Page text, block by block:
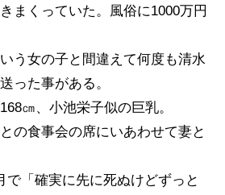
まくっていた。風俗に1000万円
う女の子と間違えて何度も清水
った事がある。
㎝、小池栄子似の巨乳。
の食事会の席にいあわせて妻と
で「確実に先に死ぬけどずっと